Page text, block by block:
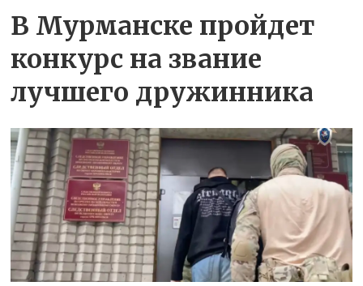
В Мурманске пройдет
конкурс на звание
лучшего дружинника